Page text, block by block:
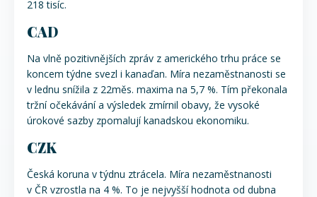
218 tisíc.
CAD
Na vlně pozitivnějších zpráv z amerického trhu práce se
koncem týdne svezl i kanaďan. Míra nezaměstnanosti se
v lednu snížila z 22měs. maxima na 5,7 %. Tím překonala
tržní očekávání a výsledek zmírnil obavy, že vysoké
úrokové sazby zpomalují kanadskou ekonomiku.
CZK
Česká koruna v týdnu ztrácela. Míra nezaměstnanosti
v ČR vzrostla na 4 %. To je nejvyšší hodnota od dubna